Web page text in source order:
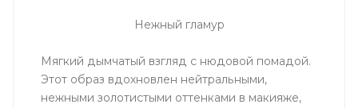
Нежный гламур
Мягкий дымчатый взгляд с нюдовой помадой.
Этот образ вдохновлен нейтральными,
нежными золотистыми оттенками в макияже,